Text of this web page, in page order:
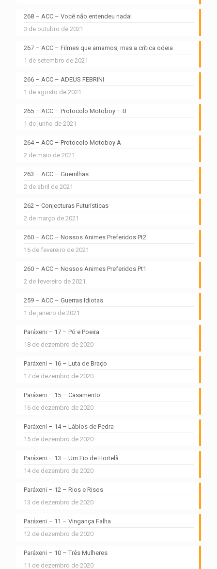
268 – ACC – Você não entendeu nada!
3 de outubro de 2021
267 – ACC – Filmes que amamos, mas a crítica odeia
1 de setembro de 2021
266 – ACC – ADEUS FEBRINI
1 de agosto de 2021
265 – ACC – Protocolo Motoboy – B
1 de junho de 2021
264 – ACC – Protocolo Motoboy A
2 de maio de 2021
263 – ACC – Guerrilhas
2 de abril de 2021
262 – Conjecturas Futurísticas
2 de março de 2021
260 – ACC – Nossos Animes Preferidos Pt2
16 de fevereiro de 2021
260 – ACC – Nossos Animes Preferidos Pt1
2 de fevereiro de 2021
259 – ACC – Guerras Idiotas
1 de janeiro de 2021
Paráxeni – 17 – Pó e Poeira
18 de dezembro de 2020
Paráxeni – 16 – Luta de Braço
17 de dezembro de 2020
Paráxeni – 15 – Casamento
16 de dezembro de 2020
Paráxeni – 14 – Lábios de Pedra
15 de dezembro de 2020
Paráxeni – 13 – Um Fio de Hortelã
14 de dezembro de 2020
Paráxeni – 12 – Rios e Risos
13 de dezembro de 2020
Paráxeni – 11 – Vingança Falha
12 de dezembro de 2020
Paráxeni – 10 – Três Mulheres
11 de dezembro de 2020